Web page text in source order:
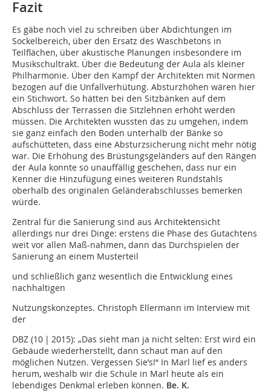
Fazit
Es gäbe noch viel zu schreiben über Abdichtungen im
Sockelbereich, über den Ersatz des Waschbetons in
Teilflächen, über akustische Planungen insbesondere im
Musikschultrakt. Über die Bedeutung der Aula als kleiner
Philharmonie. Über den Kampf der Architekten mit Normen
bezogen auf die Unfallverhütung. Absturzhöhen wären hier
ein Stichwort. So hätten bei den Sitzbänken auf dem
Abschluss der Terrassen die Sitzlehnen erhöht werden
müssen. Die Architekten wussten das zu umgehen, indem
sie ganz einfach den Boden unterhalb der Bänke so
aufschütteten, dass eine Absturzsicherung nicht mehr nötig
war. Die Erhöhung des Brüstungsgeländers auf den Rängen
der Aula konnte so unauffällig geschehen, dass nur ein
Kenner die Hinzufügung eines weiteren Rundstahls
oberhalb des originalen Geländerabschlusses bemerken
würde.
Zentral für die Sanierung sind aus Architektensicht
allerdings nur drei Dinge: erstens die Phase des Gutachtens
weit vor allen Maß-nahmen, dann das Durchspielen der
Sanierung an einem Musterteil
und schließlich ganz wesentlich die Entwicklung eines
nachhaltigen
Nutzungskonzeptes. Christoph Ellermann im Interview mit
der
DBZ (10 | 2015): „Das sieht man ja nicht selten: Erst wird ein
Gebäude wiederherstellt, dann schaut man auf den
möglichen Nutzen. Vergessen Sie’s!“ In Marl lief es anders
herum, weshalb wir die Schule in Marl heute als ein
lebendiges Denkmal erleben können. Be. K.